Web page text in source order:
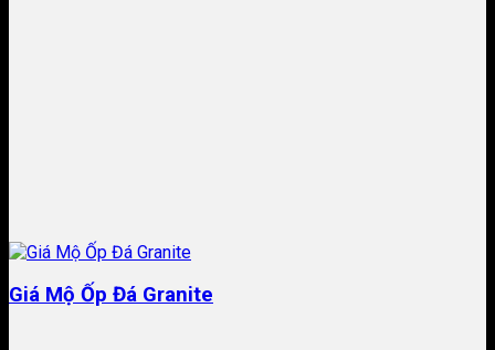
Giá Mộ Ốp Đá Granite